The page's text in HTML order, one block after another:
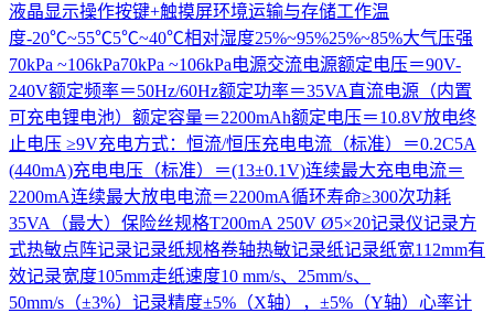
液晶显示操作按键+触摸屏环境运输与存储工作温
度-20℃~55℃5℃~40℃相对湿度25%~95%25%~85%大气压强
70kPa ~106kPa70kPa ~106kPa电源交流电源额定电压＝90V-
240V额定频率＝50Hz/60Hz额定功率＝35VA直流电源（内置
可充电锂电池）额定容量＝2200mAh额定电压＝10.8V放电终
止电压 ≥9V充电方式：恒流/恒压充电电流（标准）＝0.2C5A
(440mA)充电电压（标准）＝(13±0.1V)连续最大充电电流＝
2200mA连续最大放电电流＝2200mA循环寿命≥300次功耗
35VA（最大）保险丝规格T200mA 250V Ø5×20记录仪记录方
式热敏点阵记录记录纸规格卷轴热敏记录纸记录纸宽112mm有
效记录宽度105mm走纸速度10 mm/s、25mm/s、
50mm/s（±3%）记录精度±5%（X轴），±5%（Y轴）心率计